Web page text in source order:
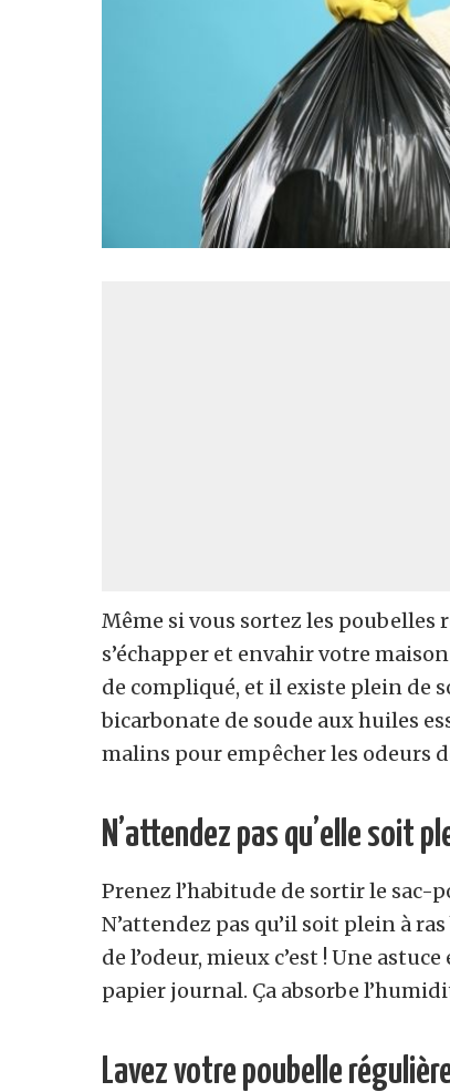
Même si vous sortez les
s’échapper et envahir votre
de compliqué, et il existe plein de
bicarbonate de soude aux huiles
malins pour empêcher les odeurs
N’attendez pas qu’elle soit
Prenez l’habitude de sortir le sac-
N’attendez pas qu’il soit plein à
de l’odeur, mieux c’est ! Une
papier journal. Ça absorbe
Lavez votre poubelle